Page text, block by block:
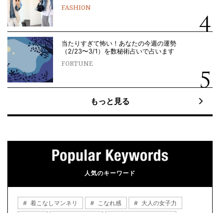
FASHION
当たりすぎて怖い！あなたの今週の運勢
（2/23〜3/1）を数秘術占いで占います
FORTUNE
もっと見る
人気のキーワード
着こなしマンネリ こなれ感
大人の女子力